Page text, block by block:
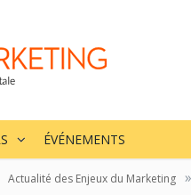
ÉVÉNEMENTS
Actualité des Enjeux du Marketing »